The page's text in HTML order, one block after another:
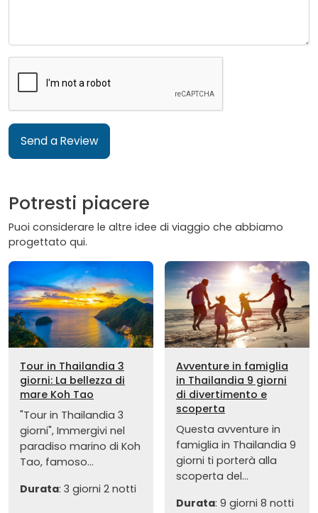
Send a Review
Potresti piacere
Puoi considerare le altre idee di viaggio che abbiamo
progettato qui.
Tour in Thailandia 3
giorni: La bellezza di
mare Koh Tao
"Tour in Thailandia 3
giorni", Immergivi nel
paradiso marino di Koh
Tao, famoso...
Durata: 3 giorni 2 notti
Avventure in famiglia
in Thailandia 9 giorni
di divertimento e
scoperta
Questa avventure in
famiglia in Thailandia 9
giorni ti porterà alla
scoperta del...
Durata: 9 giorni 8 notti